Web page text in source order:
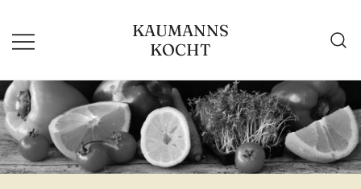
Inhalt
springen
KAUMANNS
KOCHT